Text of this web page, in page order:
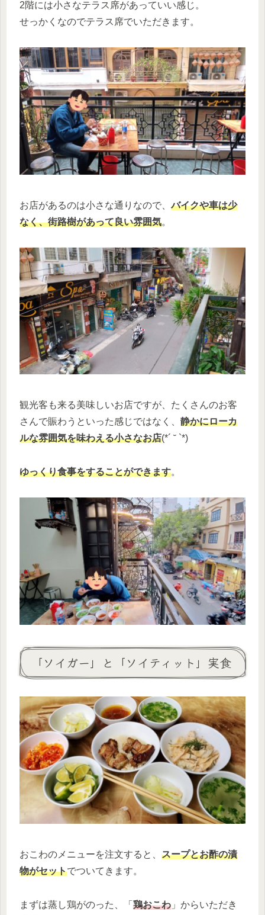
2階には小さなテラス席があっていい感じ。
せっかくなのでテラス席でいただきます。
お店があるのは小さな通りなので、バイクや車は少
なく、街路樹があって良い雰囲気。
観光客も来る美味しいお店ですが、たくさんのお客
さんで賑わうといった感じではなく、 静かにローカ
ルな雰囲気を味わえる小さなお店(*´ ˘ `*)
ゆっくり食事をすることができます。
「ソイガー」と「ソイティット」実食
おこわのメニューを注文すると、 スープとお酢の漬
物がセットでついてきます。
まずは蒸し鶏がのった、「 鶏おこわ 」からいただき